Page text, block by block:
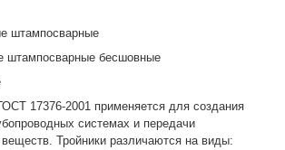
штампосварные
штампосварные бесшовные
17376-2001 применяется для создания
системах и передачи
Тройники различаются на виды: